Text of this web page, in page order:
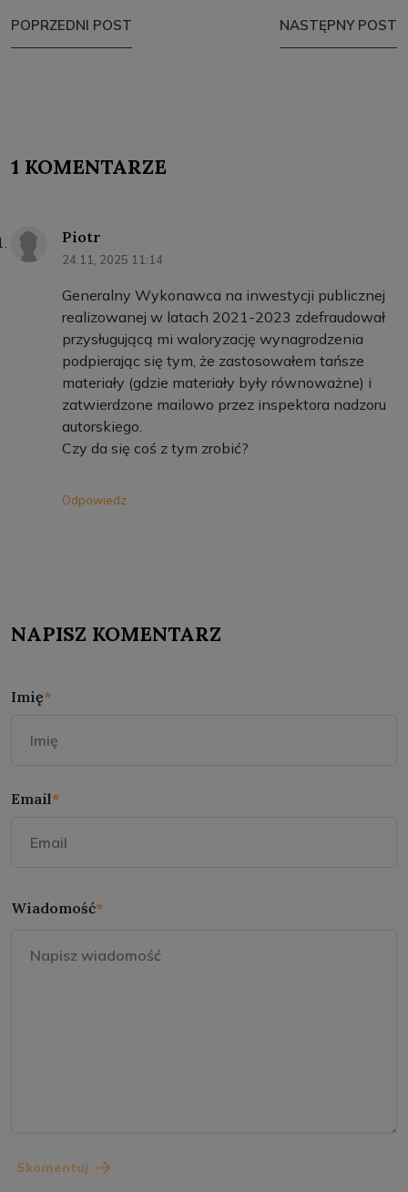
POPRZEDNI POST NASTĘPNY POST
1 KOMENTARZE
Piotr
24.11, 2025 11:14
Generalny Wykonawca na inwestycji publicznej
realizowanej w latach 2021-2023 zdefraudował
przysługującą mi waloryzację wynagrodzenia
podpierając się tym, że zastosowałem tańsze
materiały (gdzie materiały były równoważne) i
zatwierdzone mailowo przez inspektora nadzoru
autorskiego.
Czy da się coś z tym zrobić?
Odpowiedz
NAPISZ KOMENTARZ
Imię*
Email*
Wiadomość*
Skomentuj